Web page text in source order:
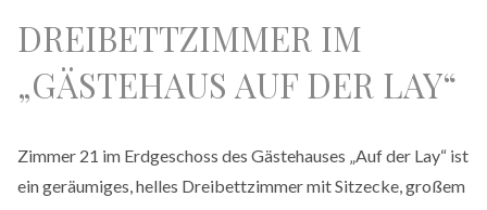
DREIBETTZIMMER IM
„GÄSTEHAUS AUF DER LAY“
Zimmer 21 im Erdgeschoss des Gästehauses „Auf der Lay“ ist
ein geräumiges, helles Dreibettzimmer mit Sitzecke, großem